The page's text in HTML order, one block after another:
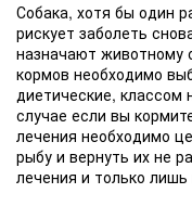
Собака, хотя бы один
рискует заболеть
назначают животному
кормов необходимо
диетические, классом
случае если вы
лечения необходимо
рыбу и вернуть их не
лечения и только